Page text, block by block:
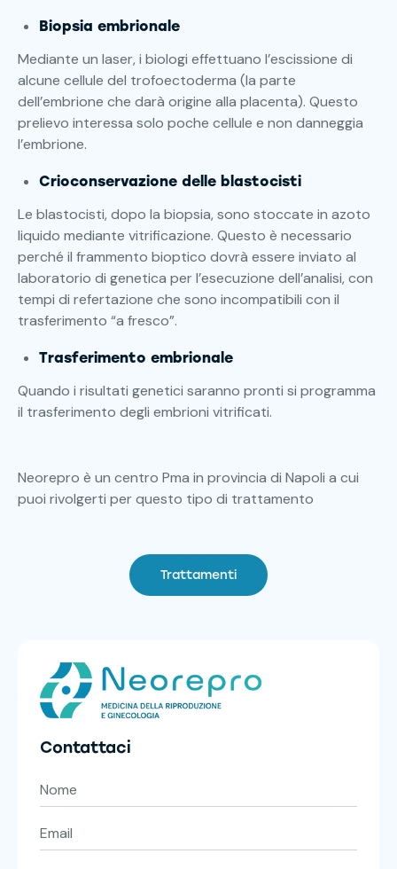
Biopsia embrionale
Mediante un laser, i biologi effettuano l’escissione di
alcune cellule del trofoectoderma (la parte
dell’embrione che darà origine alla placenta). Questo
prelievo interessa solo poche cellule e non danneggia
l’embrione.
Crioconservazione delle blastocisti
Le blastocisti, dopo la biopsia, sono stoccate in azoto
liquido mediante vitrificazione. Questo è necessario
perché il frammento bioptico dovrà essere inviato al
laboratorio di genetica per l’esecuzione dell’analisi, con
tempi di refertazione che sono incompatibili con il
trasferimento “a fresco”.
Trasferimento embrionale
Quando i risultati genetici saranno pronti si programma
il trasferimento degli embrioni vitrificati.
Neorepro è un centro Pma in provincia di Napoli a cui
puoi rivolgerti per questo tipo di trattamento
Trattamenti
Contattaci